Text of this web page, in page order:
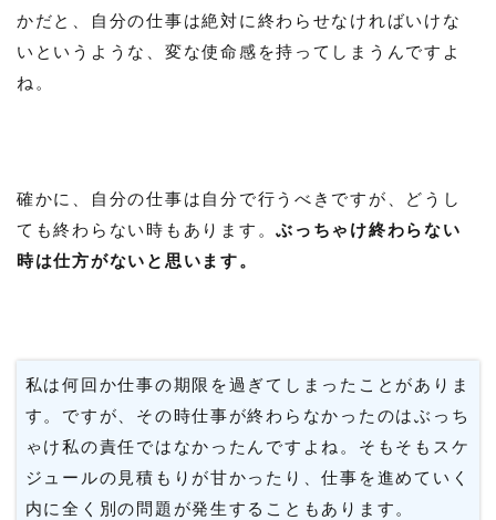
かだと、自分の仕事は絶対に終わらせなければいけな
いというような、変な使命感を持ってしまうんですよ
ね。
確かに、自分の仕事は自分で行うべきですが、どうし
ても終わらない時もあります。ぶっちゃけ終わらない
時は仕方がないと思います。
私は何回か仕事の期限を過ぎてしまったことがありま
す。ですが、その時仕事が終わらなかったのはぶっち
ゃけ私の責任ではなかったんですよね。そもそもスケ
ジュールの見積もりが甘かったり、仕事を進めていく
内に全く別の問題が発生することもあります。